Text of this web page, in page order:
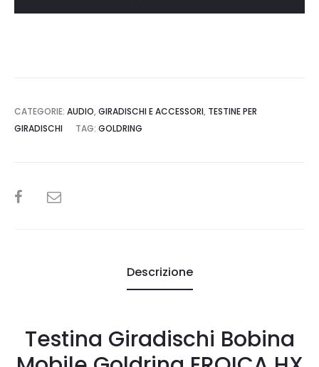
CATEGORIE: AUDIO, GIRADISCHI E ACCESSORI, TESTINE PER
GIRADISCHI
TAG: GOLDRING
SHARE
Descrizione
Testina Giradischi Bobina